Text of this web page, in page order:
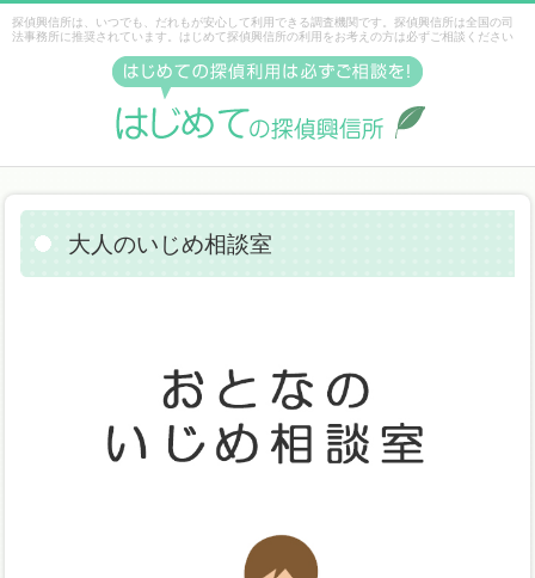
大人のいじめ相談室
探偵興信所は、いつでも、だれもが安心して利用できる調査機関です。探偵興信所は全国の司
法事務所に推奨されています。はじめて探偵興信所の利用をお考えの方は必ずご相談ください